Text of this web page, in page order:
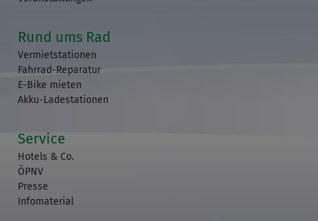
Rund ums Rad
Vermietstationen
Fahrrad-Reparatur
E-Bike mieten
Akku-Ladestationen
Service
Hotels & Co.
ÖPNV
Presse
Infomaterial